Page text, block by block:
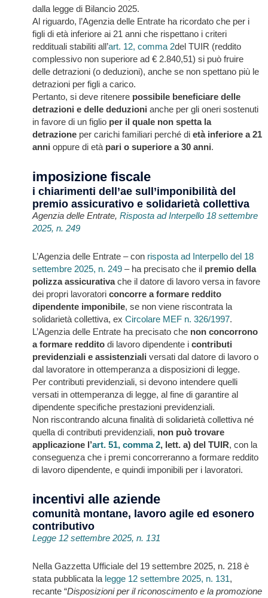
dalla legge di Bilancio 2025.
Al riguardo, l’Agenzia delle Entrate ha ricordato che per i
figli di età inferiore ai 21 anni che rispettano i criteri
reddituali stabiliti all’art. 12, comma 2del TUIR (reddito
complessivo non superiore ad € 2.840,51) si può fruire
delle detrazioni (o deduzioni), anche se non spettano più le
detrazioni per figli a carico.
Pertanto, si deve ritenere possibile beneficiare delle
detrazioni e delle deduzioni anche per gli oneri sostenuti
in favore di un figlio per il quale non spetta la
detrazioneper carichi familiari perché di età inferiore a 21
anni oppure di età pari o superiore a 30 anni.
imposizione fiscale
i chiarimenti dell’ae sull’imponibilità del
premio assicurativo e solidarietà collettiva
Agenzia delle Entrate, Risposta ad Interpello 18 settembre
2025, n. 249
L’Agenzia delle Entrate – con risposta ad Interpello del 18
settembre 2025, n. 249– ha precisato che il premio della
polizza assicurativache il datore di lavoro versa in favore
dei propri lavoratori concorre a formare reddito
dipendente imponibile, se non viene riscontrata la
solidarietà collettiva, ex Circolare MEF n. 326/1997.
L’Agenzia delle Entrate ha precisato che non concorrono
a formare redditodi lavoro dipendente i contributi
previdenziali e assistenziali versati dal datore di lavoro o
dal lavoratore in ottemperanza a disposizioni di legge.
Per contributi previdenziali, si devono intendere quelli
versati in ottemperanza di legge, al fine di garantire al
dipendente specifiche prestazioni previdenziali.
Non riscontrando alcuna finalità di solidarietà collettiva né
quella di contributi previdenziali, non può trovare
applicazione l’art. 51, comma 2, lett. a) del TUIR, con la
conseguenza che i premi concorreranno a formare reddito
di lavoro dipendente, e quindi imponibili per i lavoratori.
incentivi alle aziende
comunità montane, lavoro agile ed esonero
contributivo
Legge 12 settembre 2025, n. 131
Nella Gazzetta Ufficiale del 19 settembre 2025, n. 218 è
stata pubblicata la legge 12 settembre 2025, n. 131,
recante “Disposizioni per il riconoscimento e la promozione